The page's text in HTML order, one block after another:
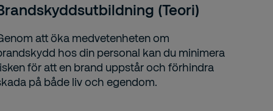
(Teori)
att öka medvetenheten om
hos din personal kan du minimera
för att en brand uppstår och förhindra
på både liv och egendom.